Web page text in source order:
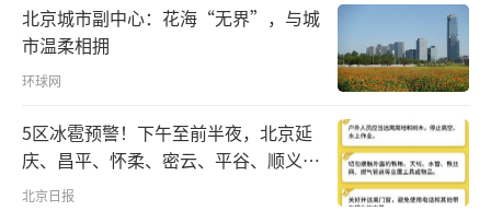
这里，年均大风日数超过200天，被誉为中
国的“风能宝库”。30多年前，中国首个商业
风电厂在此诞生，点燃了我国新能源发展的星
星之火。曾经，这里因飞沙走石而狂野不羁；
如今，一座座风车如巨人般伫立，为万家灯火
注入滚滚绿色动能。
北京城市副中心：花海“无界”，与城
市温柔相拥
环球网
5区冰雹预警！下午至前半夜，北京延
庆、昌平、怀柔、密云、平谷、顺义、
门头沟、房山等区有较明显降雨，伴七
北京日报